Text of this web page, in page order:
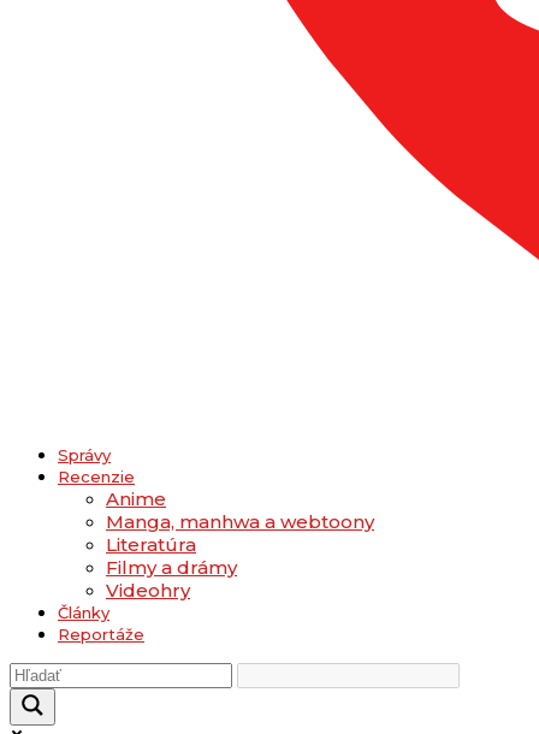
Správy
Recenzie
Anime
Manga, manhwa a webtoony
Literatúra
Filmy a drámy
Videohry
Články
Reportáže